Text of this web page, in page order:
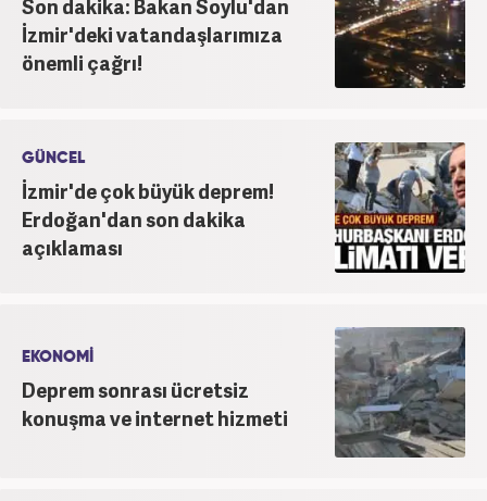
Son dakika: Bakan Soylu'dan
İzmir'deki vatandaşlarımıza
önemli çağrı!
GÜNCEL
İzmir'de çok büyük deprem!
Erdoğan'dan son dakika
açıklaması
EKONOMİ
Deprem sonrası ücretsiz
konuşma ve internet hizmeti